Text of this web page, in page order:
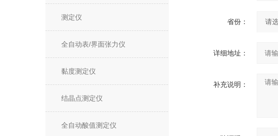
测定仪
全自动表/界面张力仪
黏度测定仪
结晶点测定仪
全自动酸值测定仪
省份：
详细地址：
补充说明：